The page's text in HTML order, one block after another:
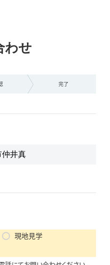
わせ
完了
現地見学